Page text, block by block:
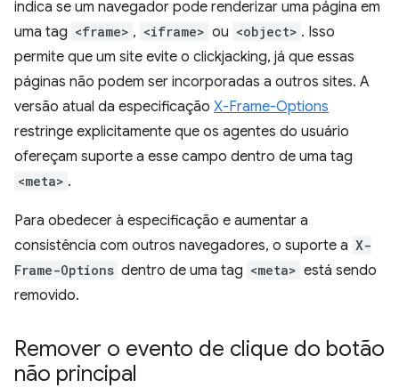
indica se um navegador pode renderizar uma página em
uma tag <frame> , <iframe> ou <object> . Isso
permite que um site evite o clickjacking, já que essas
páginas não podem ser incorporadas a outros sites. A
versão atual da especificação X-Frame-Options
restringe explicitamente que os agentes do usuário
ofereçam suporte a esse campo dentro de uma tag
<meta> .
Para obedecer à especificação e aumentar a
consistência com outros navegadores, o suporte a X-
Frame-Options dentro de uma tag <meta> está sendo
removido.
Remover o evento de clique do botão
não principal